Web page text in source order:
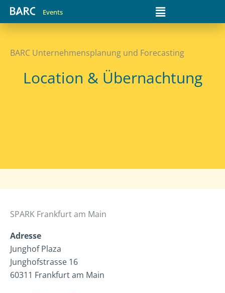
Zum
Events
Main
Menu
BARC Unternehmensplanung und Forecasting
Location & Übernachtung
SPARK Frankfurt am Main
Adresse
Junghof Plaza
Junghofstrasse 16
60311 Frankfurt am Main